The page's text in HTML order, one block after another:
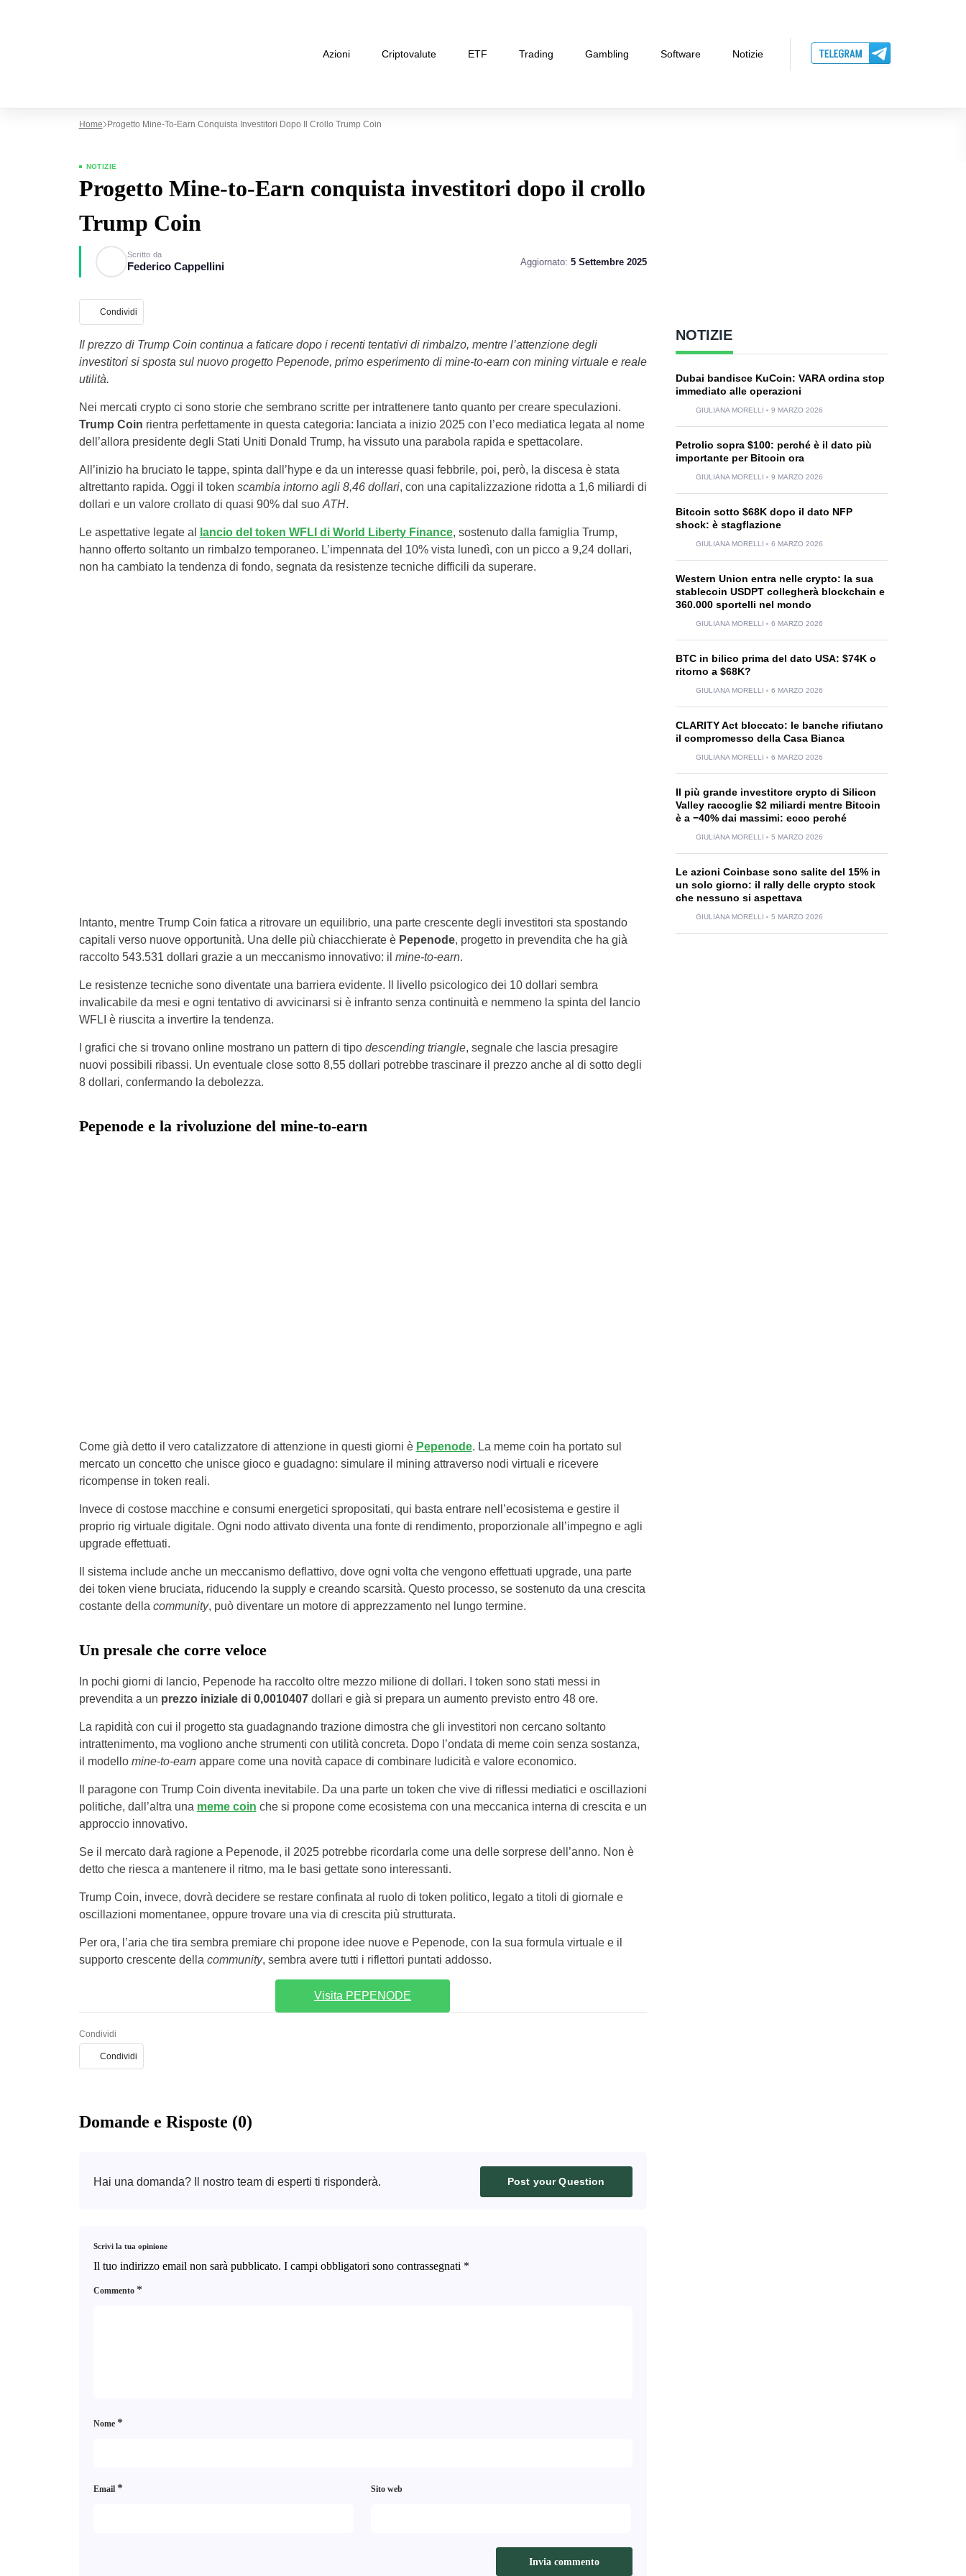
Azioni Criptovalute ETF Trading Gambling Software Notizie
Home Progetto Mine-To-Earn Conquista Investitori Dopo Il Crollo Trump Coin
NOTIZIE
Progetto Mine-to-Earn conquista investitori dopo il crollo
Trump Coin
Scritto da
Federico Cappellini Aggiornato: 5 Settembre 2025
Condividi
Il prezzo di Trump Coin continua a faticare dopo i recenti tentativi di rimbalzo, mentre l’attenzione degli
investitori si sposta sul nuovo progetto Pepenode, primo esperimento di mine-to-earn con mining virtuale e reale
utilità.
Nei mercati crypto ci sono storie che sembrano scritte per intrattenere tanto quanto per creare speculazioni.
Trump Coin rientra perfettamente in questa categoria: lanciata a inizio 2025 con l’eco mediatica legata al nome
dell’allora presidente degli Stati Uniti Donald Trump, ha vissuto una parabola rapida e spettacolare.
All’inizio ha bruciato le tappe, spinta dall’hype e da un interesse quasi febbrile, poi, però, la discesa è stata
altrettanto rapida. Oggi il token scambia intorno agli 8,46 dollari, con una capitalizzazione ridotta a 1,6 miliardi di
dollari e un valore crollato di quasi 90% dal suo ATH.
Le aspettative legate al lancio del token WFLI di World Liberty Finance, sostenuto dalla famiglia Trump,
hanno offerto soltanto un rimbalzo temporaneo. L’impennata del 10% vista lunedì, con un picco a 9,24 dollari,
non ha cambiato la tendenza di fondo, segnata da resistenze tecniche difficili da superare.
Intanto, mentre Trump Coin fatica a ritrovare un equilibrio, una parte crescente degli investitori sta spostando
capitali verso nuove opportunità. Una delle più chiacchierate è Pepenode, progetto in prevendita che ha già
raccolto 543.531 dollari grazie a un meccanismo innovativo: il mine-to-earn.
Le resistenze tecniche sono diventate una barriera evidente. Il livello psicologico dei 10 dollari sembra
invalicabile da mesi e ogni tentativo di avvicinarsi si è infranto senza continuità e nemmeno la spinta del lancio
WFLI è riuscita a invertire la tendenza.
I grafici che si trovano online mostrano un pattern di tipo descending triangle, segnale che lascia presagire
nuovi possibili ribassi. Un eventuale close sotto 8,55 dollari potrebbe trascinare il prezzo anche al di sotto degli
8 dollari, confermando la debolezza.
Pepenode e la rivoluzione del mine-to-earn
Come già detto il vero catalizzatore di attenzione in questi giorni è Pepenode. La meme coin ha portato sul
mercato un concetto che unisce gioco e guadagno: simulare il mining attraverso nodi virtuali e ricevere
ricompense in token reali.
Invece di costose macchine e consumi energetici spropositati, qui basta entrare nell’ecosistema e gestire il
proprio rig virtuale digitale. Ogni nodo attivato diventa una fonte di rendimento, proporzionale all’impegno e agli
upgrade effettuati.
Il sistema include anche un meccanismo deflattivo, dove ogni volta che vengono effettuati upgrade, una parte
dei token viene bruciata, riducendo la supply e creando scarsità. Questo processo, se sostenuto da una crescita
costante della community, può diventare un motore di apprezzamento nel lungo termine.
Un presale che corre veloce
In pochi giorni di lancio, Pepenode ha raccolto oltre mezzo milione di dollari. I token sono stati messi in
prevendita a un prezzo iniziale di 0,0010407dollari e già si prepara un aumento previsto entro 48 ore.
La rapidità con cui il progetto sta guadagnando trazione dimostra che gli investitori non cercano soltanto
intrattenimento, ma vogliono anche strumenti con utilità concreta. Dopo l’ondata di meme coin senza sostanza,
il modello mine-to-earnappare come una novità capace di combinare ludicità e valore economico.
Il paragone con Trump Coin diventa inevitabile. Da una parte un token che vive di riflessi mediatici e oscillazioni
politiche, dall’altra una meme coin che si propone come ecosistema con una meccanica interna di crescita e un
approccio innovativo.
Se il mercato darà ragione a Pepenode, il 2025 potrebbe ricordarla come una delle sorprese dell’anno. Non è
detto che riesca a mantenere il ritmo, ma le basi gettate sono interessanti.
Trump Coin, invece, dovrà decidere se restare confinata al ruolo di token politico, legato a titoli di giornale e
oscillazioni momentanee, oppure trovare una via di crescita più strutturata.
Per ora, l’aria che tira sembra premiare chi propone idee nuove e Pepenode, con la sua formula virtuale e il
supporto crescente della community, sembra avere tutti i riflettori puntati addosso.
Visita PEPENODE
Condividi
Condividi
Domande e Risposte (0)
Hai una domanda? Il nostro team di esperti ti risponderà. Post your Question
Scrivi la tua opinione
Il tuo indirizzo email non sarà pubblicato. I campi obbligatori sono contrassegnati *
Commento *
Nome *
Email * Sito web
NOTIZIE
Dubai bandisce KuCoin: VARA ordina stop
immediato alle operazioni
GIULIANA MORELLI 9 MARZO 2026
Petrolio sopra $100: perché è il dato più
importante per Bitcoin ora
GIULIANA MORELLI 9 MARZO 2026
Bitcoin sotto $68K dopo il dato NFP
shock: è stagflazione
GIULIANA MORELLI 6 MARZO 2026
Western Union entra nelle crypto: la sua
stablecoin USDPT collegherà blockchain e
360.000 sportelli nel mondo
GIULIANA MORELLI 6 MARZO 2026
BTC in bilico prima del dato USA: $74K o
ritorno a $68K?
GIULIANA MORELLI 6 MARZO 2026
CLARITY Act bloccato: le banche rifiutano
il compromesso della Casa Bianca
GIULIANA MORELLI 6 MARZO 2026
Il più grande investitore crypto di Silicon
Valley raccoglie $2 miliardi mentre Bitcoin
è a −40% dai massimi: ecco perché
GIULIANA MORELLI 5 MARZO 2026
Le azioni Coinbase sono salite del 15% in
un solo giorno: il rally delle crypto stock
che nessuno si aspettava
GIULIANA MORELLI 5 MARZO 2026